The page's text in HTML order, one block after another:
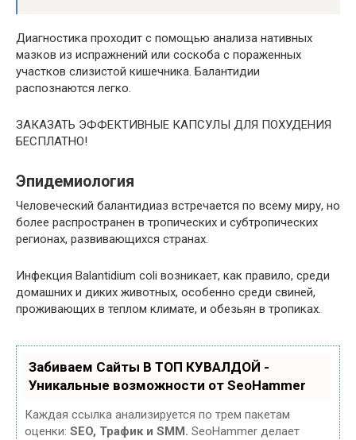
Диагностика проходит с помощью анализа нативных
мазков из испражнений или соскоба с пораженных
участков слизистой кишечника. Балантидии
распознаются легко.
ЗАКАЗАТЬ ЭФФЕКТИВНЫЕ КАПСУЛЫ ДЛЯ ПОХУДЕНИЯ
БЕСПЛАТНО!
Эпидемиология
Человеческий балантидиаз встречается по всему миру, но
более распространен в тропических и субтропических
регионах, развивающихся странах.
Инфекция Balantidium coli возникает, как правило, среди
домашних и диких животных, особенно среди свиней,
проживающих в теплом климате, и обезьян в тропиках.
Забиваем Сайты В ТОП КУВАЛДОЙ -
Уникальные возможности от SeoHammer
Каждая ссылка анализируется по трем пакетам
оценки: SEO, Трафик и SMM. SeoHammer делает